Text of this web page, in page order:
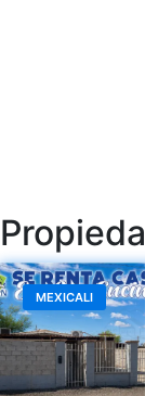
MEXICALI